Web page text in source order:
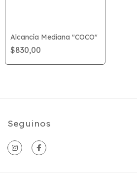
Alcancía Mediana "COCO"
$830,00
Seguinos